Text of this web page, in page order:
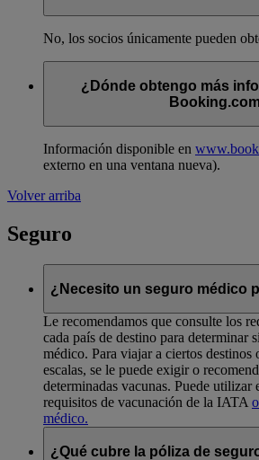
No, los socios únicamente pueden
¿Dónde obtengo más
Información disponible en
externo en una ventana nueva).
Volver arriba
Seguro
¿Necesito un seguro médico
Le recomendamos que consulte los
cada país de destino para determinar
médico. Para viajar a ciertos destinos
escalas, se le puede exigir o
determinadas vacunas. Puede utilizar
requisitos de vacunación de la IATA
médico.
¿Qué cubre la póliza de